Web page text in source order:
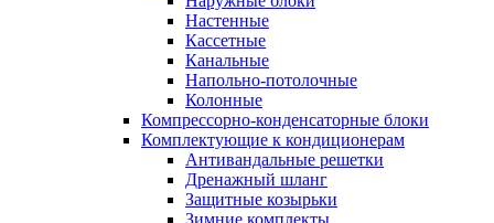
Настенные
Кассетные
Канальные
Напольно-потолочные
Колонные
Компрессорно-конденсаторные блоки
Комплектующие к кондиционерам
Антивандальные решетки
Дренажный шланг
Защитные козырьки
Зимние комплекты